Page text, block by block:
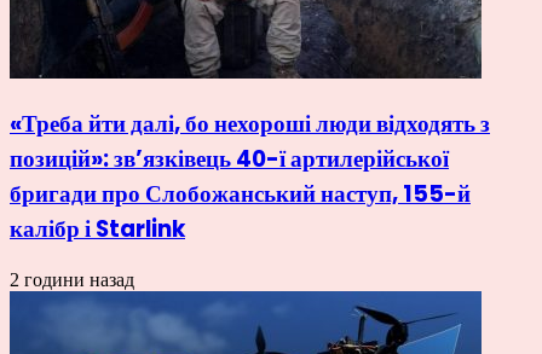
«Треба йти далі, бо нехороші люди відходять з
позицій»: зв’язківець 40-ї артилерійської
бригади про Слобожанський наступ, 155-й
калібр і Starlink
2 години назад